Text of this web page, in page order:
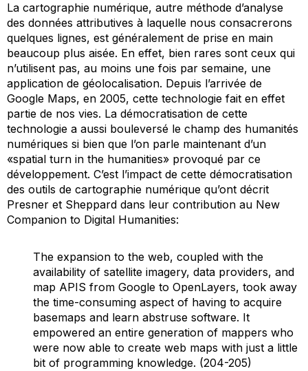
La cartographie numérique, autre méthode d’analyse
des données attributives à laquelle nous consacrerons
quelques lignes, est généralement de prise en main
beaucoup plus aisée. En effet, bien rares sont ceux qui
n’utilisent pas, au moins une fois par semaine, une
application de géolocalisation. Depuis l’arrivée de
Google Maps, en 2005, cette technologie fait en effet
partie de nos vies. La démocratisation de cette
technologie a aussi bouleversé le champ des humanités
numériques si bien que l’on parle maintenant d’un
«spatial turn in the humanities» provoqué par ce
développement. C’est l’impact de cette démocratisation
des outils de cartographie numérique qu’ont décrit
Presner et Sheppard dans leur contribution au New
Companion to Digital Humanities:
The expansion to the web, coupled with the
availability of satellite imagery, data providers, and
map APIS from Google to OpenLayers, took away
the time-consuming aspect of having to acquire
basemaps and learn abstruse software. It
empowered an entire generation of mappers who
were now able to create web maps with just a little
bit of programming knowledge. (204-205)